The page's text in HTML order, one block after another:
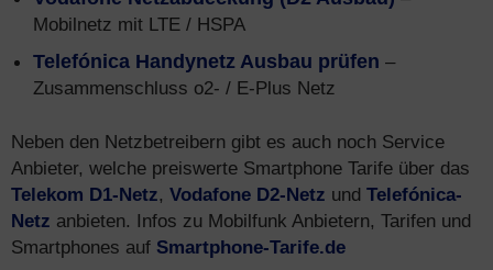
Mobilnetz mit LTE / HSPA
Telefónica Handynetz Ausbau prüfen –
Zusammenschluss o2- / E-Plus Netz
Neben den Netzbetreibern gibt es auch noch Service
Anbieter, welche preiswerte Smartphone Tarife über das
Telekom D1-Netz, Vodafone D2-Netz und Telefónica-
Netz anbieten. Infos zu Mobilfunk Anbietern, Tarifen und
Smartphones auf Smartphone-Tarife.de